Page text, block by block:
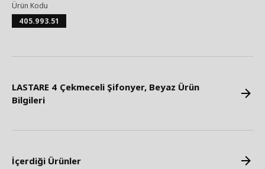
Ürün Kodu
405.993.51
LASTARE 4 Çekmeceli Şifonyer, Beyaz Ürün
Bilgileri
İçerdiği Ürünler